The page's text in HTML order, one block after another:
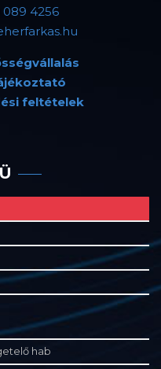
089 4256
feltételek
hab